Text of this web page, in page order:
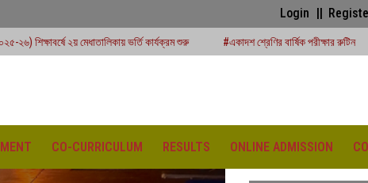
Login
ভর্তি কার্যক্রম শুরু #একাদশ শ্রেণির বার্ষিক পরীক্ষার রুটিন উচ্চমাধ্যমিক সেশন
CO-CURRICULUM RESULTS ONLINE ADMISSION